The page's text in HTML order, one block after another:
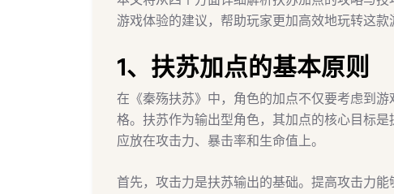
游戏体验的建议，帮助玩家更加高效地玩转这款
1、扶苏加点的基本原则
在《秦殇扶苏》中，角色的加点不仅要考虑到
格。扶苏作为输出型角色，其加点的核心目标
应放在攻击力、暴击率和生命值上。
首先，攻击力是扶苏输出的基础。提高攻击力